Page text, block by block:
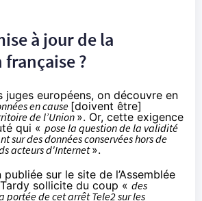
à jour de la
?
juges européens, on découvre en
en cause[doivent être]
de l’Union ». Or, cette exigence
qui « pose la question de la validité
sur des données conservées hors de
acteurs d'Internet».
publiée sur le site de l’Assemblée
sollicite du coup « des
portée de cet arrêt Tele2 sur les